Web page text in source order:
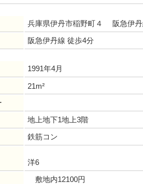
兵庫県伊丹市稲野町４ 阪急伊丹
阪急伊丹線 徒歩4分
1991年4月
21m²
地上地下1地上3階
鉄筋コン
洋6
敷地内12100円